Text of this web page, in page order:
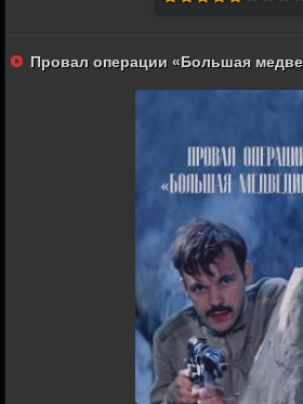
Провал операции «Большая